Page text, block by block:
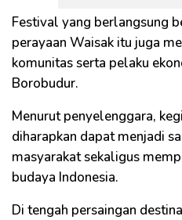
Festival yang berlangsung
perayaan Waisak itu juga
komunitas serta pelaku
Borobudur.
Menurut penyelenggara,
diharapkan dapat menjadi
masyarakat sekaligus
budaya Indonesia.
Di tengah persaingan